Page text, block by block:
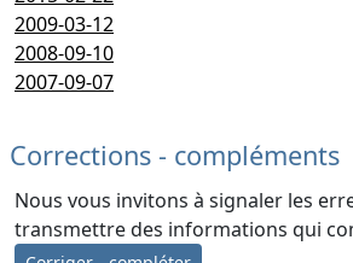
2009-03-12
2008-09-10
2007-09-07
Corrections - compléments
Nous vous invitons à signaler les
transmettre des informations qui